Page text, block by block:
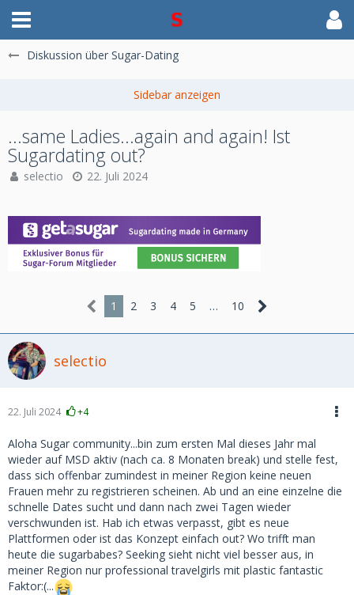
Diskussion über Sugar-Dating
...same Ladies...again and again! Ist
Sugardating out?
selectio 22. Juli 2024
1 2 3 4 5 … 10
selectio
22. Juli 2024 +4
Aloha Sugar community...bin zum ersten Mal dieses Jahr mal
wieder auf MSD aktiv (nach ca. 8 Monaten break) und stelle fest,
dass sich offenbar zumindest in meiner Region keine neuen
Frauen mehr zu registrieren scheinen. Ab und an eine einzelne die
schnelle Dates sucht und dann nach zwei Tagen wieder
verschwunden ist. Hab ich etwas verpasst, gibt es neue
Plattformen oder ist das Konzept einfach out? Wo trifft man
heute die sugarbabes? Seeking sieht nicht viel besser aus, in
meiner Region nur professional travelgirls mit plastic fantastic
Faktor:(...